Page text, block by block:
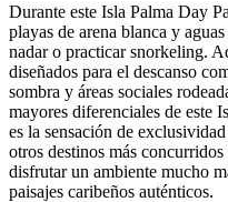
Durante este Isla Palma Day
playas de arena blanca y
nadar o practicar snorkeling.
diseñados para el descanso
sombra y áreas sociales
mayores diferenciales de este
es la sensación de
otros destinos más
disfrutar un ambiente mucho
paisajes caribeños auténticos.